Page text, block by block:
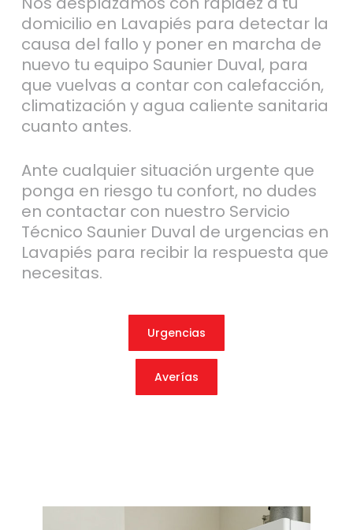
domicilio en Lavapiés para detectar la
causa del fallo y poner en marcha de
nuevo tu equipo Saunier Duval, para
que vuelvas a contar con calefacción,
climatización y agua caliente sanitaria
cuanto antes.
Ante cualquier situación urgente que
ponga en riesgo tu confort, no dudes
en contactar con nuestro Servicio
Técnico Saunier Duval de urgencias en
Lavapiés para recibir la respuesta que
necesitas.
Urgencias
Averías